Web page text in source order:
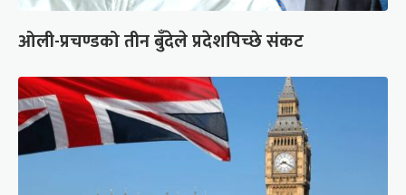
ओली-प्रचण्डको तीन बुँदेले प्रदेशपिच्छे संकट